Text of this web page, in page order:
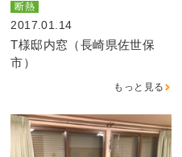
断熱
2017.01.14
T様邸内窓（長崎県佐世保
市）
もっと見る